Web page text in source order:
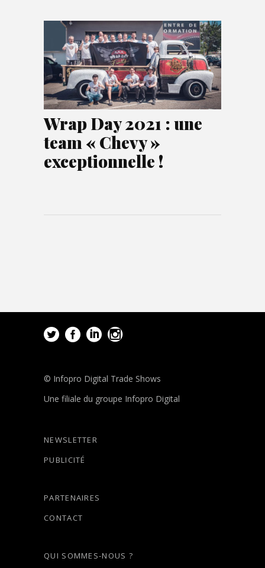
Wrap Day 2021 : une
team « Chevy »
exceptionnelle !
© Infopro Digital Trade Shows
Une filiale du groupe Infopro Digital
NEWSLETTER
PUBLICITÉ
PARTENAIRES
CONTACT
QUI SOMMES-NOUS ?